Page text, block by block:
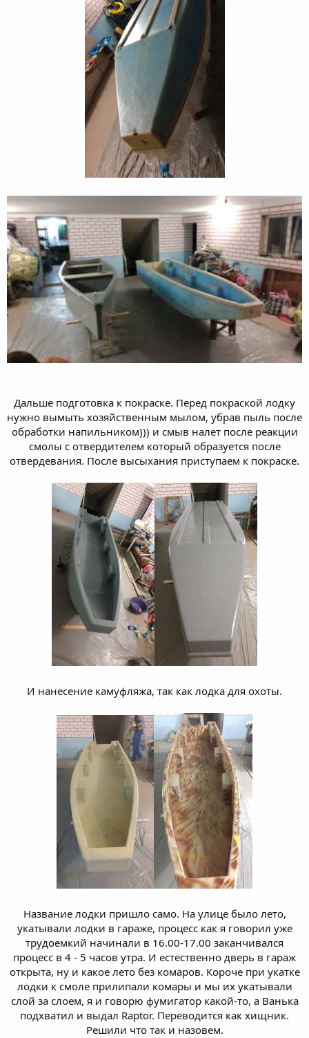
Дальше подготовка к покраске. Перед покраской лодку
нужно вымыть хозяйственным мылом, убрав пыль после
обработки напильником))) и смыв налет после реакции
смолы с отвердителем который образуется после
отвердевания. После высыхания приступаем к покраске.
И нанесение камуфляжа, так как лодка для охоты.
Название лодки пришло само. На улице было лето,
укатывали лодки в гараже, процесс как я говорил уже
трудоемкий начинали в 16.00-17.00 заканчивался
процесс в 4 - 5 часов утра. И естественно дверь в гараж
открыта, ну и какое лето без комаров. Короче при укатке
лодки к смоле прилипали комары и мы их укатывали
слой за слоем, я и говорю фумигатор какой-то, а Ванька
подхватил и выдал Raptor. Переводится как хищник.
Решили что так и назовем.